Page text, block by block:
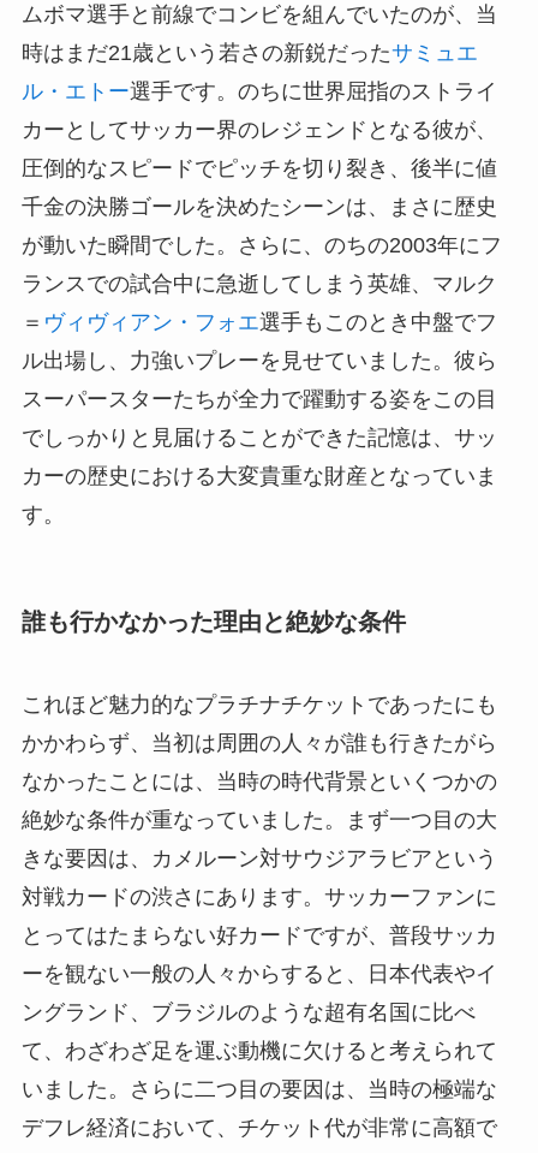
ムボマ選手と前線でコンビを組んでいたのが、当
時はまだ21歳という若さの新鋭だったサミュエ
ル・エトー選手です。のちに世界屈指のストライ
カーとしてサッカー界のレジェンドとなる彼が、
圧倒的なスピードでピッチを切り裂き、後半に値
千金の決勝ゴールを決めたシーンは、まさに歴史
が動いた瞬間でした。さらに、のちの2003年にフ
ランスでの試合中に急逝してしまう英雄、マルク
＝ ヴィヴィアン・フォエ選手もこのとき中盤でフ
ル出場し、力強いプレーを見せていました。彼ら
スーパースターたちが全力で躍動する姿をこの目
でしっかりと見届けることができた記憶は、サッ
カーの歴史における大変貴重な財産となっていま
す。
誰も行かなかった理由と絶妙な条件
これほど魅力的なプラチナチケットであったにも
かかわらず、当初は周囲の人々が誰も行きたがら
なかったことには、当時の時代背景といくつかの
絶妙な条件が重なっていました。まず一つ目の大
きな要因は、カメルーン対サウジアラビアという
対戦カードの渋さにあります。サッカーファンに
とってはたまらない好カードですが、普段サッカ
ーを観ない一般の人々からすると、日本代表やイ
ングランド、ブラジルのような超有名国に比べ
て、わざわざ足を運ぶ動機に欠けると考えられて
いました。さらに二つ目の要因は、当時の極端な
デフレ経済において、チケット代が非常に高額で